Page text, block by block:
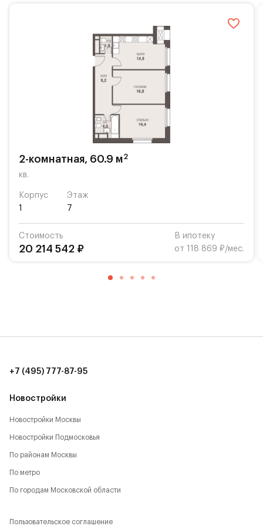
объем активов, находящихся под его управлением,
превышает 2 млрд евро.
2-комнатная, 60.9 м2
кв.
Корпус
1
Этаж
7
Стоимость
20 214 542 ₽
В ипотеку
от 118 869 ₽/мес.
Новостройки
Новостройки Москвы
Новостройки Подмосковья
По районам Москвы
По метро
По городам Московской области
+7 (495) 777-87-95
Пользовательское соглашение